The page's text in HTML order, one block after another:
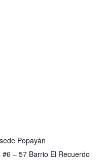
Popayán
#6 – 57 Barrio El Recuerdo